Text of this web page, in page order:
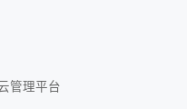
管理平台